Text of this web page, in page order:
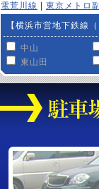
電荒川線
東京メトロ
【横浜市営地下鉄線
中山
東山田